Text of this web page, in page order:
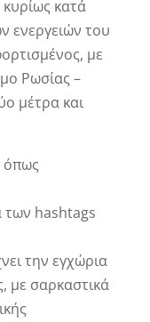
κατά
ενεργειών του
με
Ρωσίας –
μέτρα και
όπως
των hashtags
την εγχώρια
με σαρκαστικά